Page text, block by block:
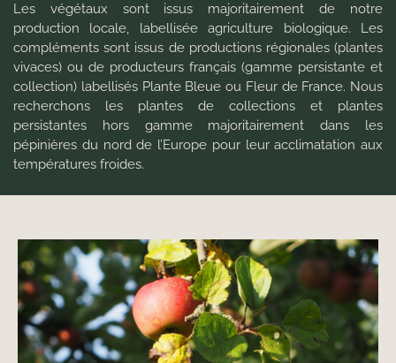
Les végétaux sont issus majoritairement de notre
production locale, labellisée agriculture biologique. Les
compléments sont issus de productions régionales (plantes
vivaces) ou de producteurs français (gamme persistante et
collection) labellisés Plante Bleue ou Fleur de France. Nous
recherchons les plantes de collections et plantes
persistantes hors gamme majoritairement dans les
pépinières du nord de l’Europe pour leur acclimatation aux
températures froides.